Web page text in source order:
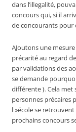
dans l’illegalité,
concours qui, si il
de concourants pour
AJoutons une
précarité au regard
par validations des
se demande
différente ). Cela met
personnes précaires
l »école se
prochains concours